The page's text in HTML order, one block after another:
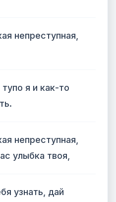
непреступная,
я и как-то
непреступная,
улыбка твоя,
узнать, дай